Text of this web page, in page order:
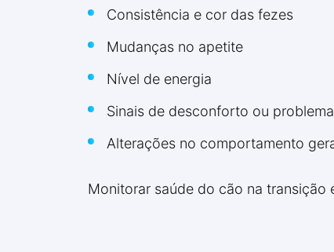
Consistência e cor das fezes
Mudanças no apetite
Nível de energia
Sinais de desconforto ou
Alterações no comportamento
Monitorar saúde do cão na